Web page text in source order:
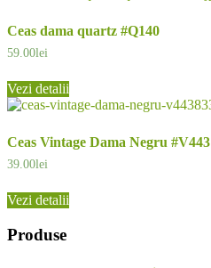
Ceas dama quartz #Q140
59.00lei
Vezi detalii
Ceas Vintage Dama Negru #V443
39.00lei
Vezi detalii
Produse